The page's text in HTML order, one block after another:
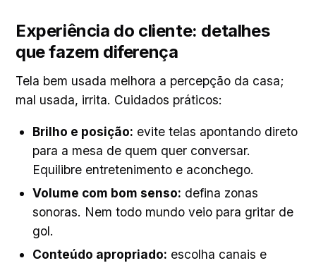
Experiência do cliente: detalhes
que fazem diferença
Tela bem usada melhora a percepção da casa;
mal usada, irrita. Cuidados práticos:
Brilho e posição: evite telas apontando direto
para a mesa de quem quer conversar.
Equilibre entretenimento e aconchego.
Volume com bom senso: defina zonas
sonoras. Nem todo mundo veio para gritar de
gol.
Conteúdo apropriado: escolha canais e